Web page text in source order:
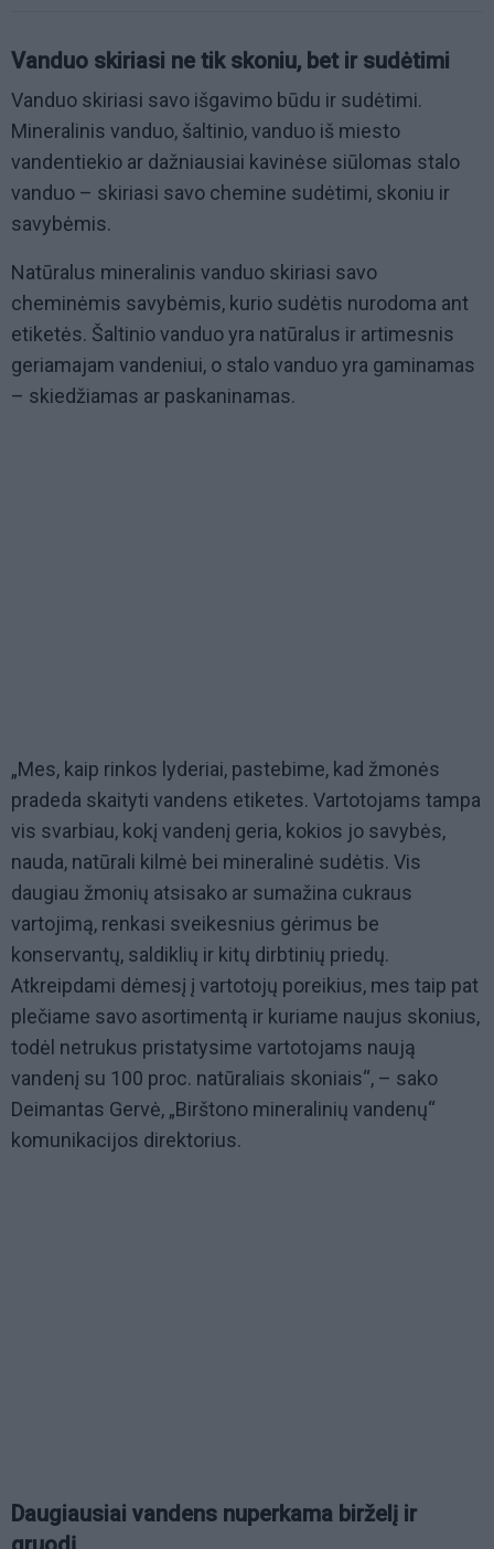
Vanduo skiriasi ne tik skoniu, bet ir sudėtimi
Vanduo skiriasi savo išgavimo būdu ir sudėtimi.
Mineralinis vanduo, šaltinio, vanduo iš miesto
vandentiekio ar dažniausiai kavinėse siūlomas stalo
vanduo – skiriasi savo chemine sudėtimi, skoniu ir
savybėmis.
Natūralus mineralinis vanduo skiriasi savo
cheminėmis savybėmis, kurio sudėtis nurodoma ant
etiketės. Šaltinio vanduo yra natūralus ir artimesnis
geriamajam vandeniui, o stalo vanduo yra gaminamas
– skiedžiamas ar paskaninamas.
„Mes, kaip rinkos lyderiai, pastebime, kad žmonės
pradeda skaityti vandens etiketes. Vartotojams tampa
vis svarbiau, kokį vandenį geria, kokios jo savybės,
nauda, natūrali kilmė bei mineralinė sudėtis. Vis
daugiau žmonių atsisako ar sumažina cukraus
vartojimą, renkasi sveikesnius gėrimus be
konservantų, saldiklių ir kitų dirbtinių priedų.
Atkreipdami dėmesį į vartotojų poreikius, mes taip pat
plečiame savo asortimentą ir kuriame naujus skonius,
todėl netrukus pristatysime vartotojams naują
vandenį su 100 proc. natūraliais skoniais“, – sako
Deimantas Gervė, „Birštono mineralinių vandenų“
komunikacijos direktorius.
Daugiausiai vandens nuperkama birželį ir